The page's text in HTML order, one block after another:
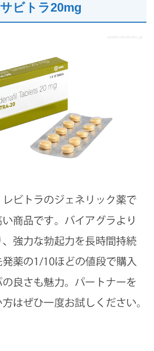
サビトラ20mg